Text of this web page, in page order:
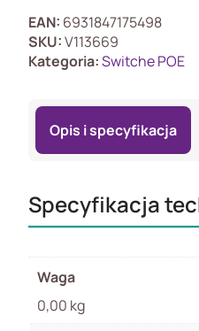
Mbps
EAN: 6931847175498
SKU:V113669
Kategoria:Switche POE
Opis i specyfikacja
Specyfikacja
Waga
0,00 kg